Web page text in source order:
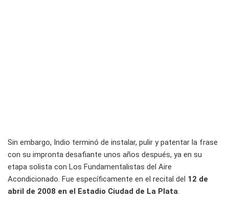
Sin embargo, Indio terminó de instalar, pulir y patentar la frase
con su impronta desafiante unos años después, ya en su
etapa solista con Los Fundamentalistas del Aire
Acondicionado. Fue específicamente en el recital del 12 de
abril de 2008 en el Estadio Ciudad de La Plata.